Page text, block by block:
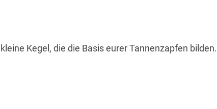
Kegel, die die Basis eurer Tannenzapfen bilden.